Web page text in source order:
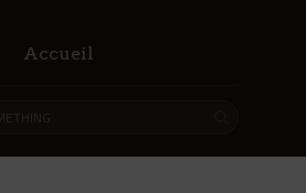
Accueil